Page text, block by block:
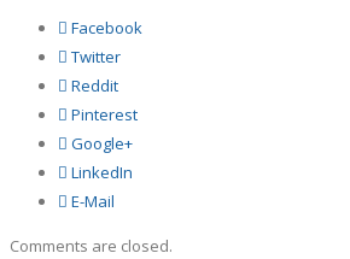
Facebook
Twitter
Reddit
Pinterest
Google+
LinkedIn
E-Mail
Comments are closed.